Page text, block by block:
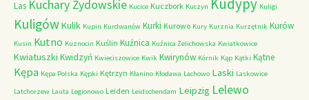
Las Kuchary Żydowskie Kucice Kuczbork Kuczyn Kudypy Kuligi
KuligówKulik Kupin Kurdwanów Kurki Kurowo Kury Kurznia Kurzętnik Kurów
Kusin Kutno Kuznocin Kuślin Kuźnica Kuźnica Żelichowska Kwiatkowice
Kwiatuszki Kwidzyń Kwieciszowice Kwik Kwirynów Kórnik Kąp Kątki Kątne
Kępa Kępa Polska Kępki Kętrzyn Kłanino Kłodawa Lachowo Laski Laskowice
Latchorzew Lauta Legionowo Leiden Leidschendam Leipzig Lelewo